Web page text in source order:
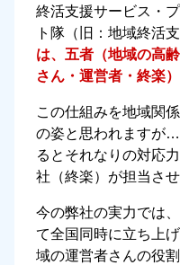
終活支援サービス・
ト隊（旧：地域終活
は、五者（地域の高
さん・運営者・終楽
この仕組みを地域関
の姿と思われますが
るとそれなりの対応
社（終楽）が担当させ
今の弊社の実力では
て全国同時に立ち上
域の運営者さんの役